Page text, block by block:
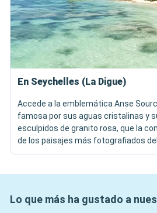
En Seychelles (La Digue)
Accede a la emblemática Anse
famosa por sus aguas cristalinas y
esculpidos de granito rosa, que la
de los paisajes más fotografiados
Lo que más ha gustado a